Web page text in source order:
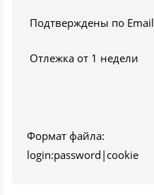
Подтверждены по Email
Отлежка от 1 недели
Формат файла:
login:password|cookie